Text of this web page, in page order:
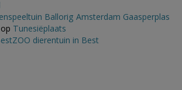
Ballorig Amsterdam Gaasperplas
op Tunesiëplaats
dierentuin in Best